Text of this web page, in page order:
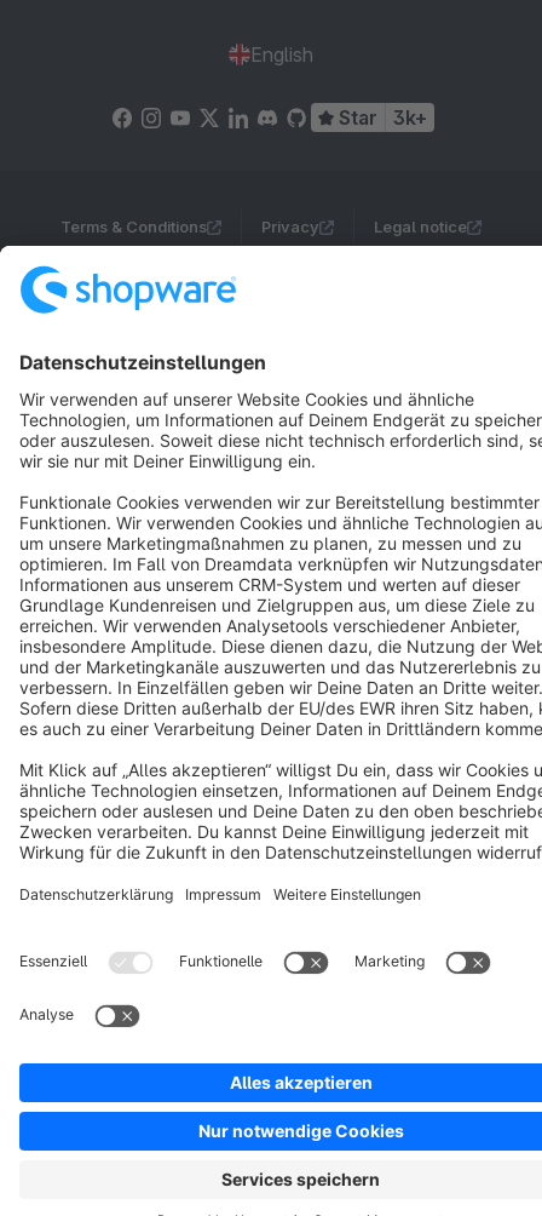
English
Star 3k+
Terms & Conditions Privacy Legal notice